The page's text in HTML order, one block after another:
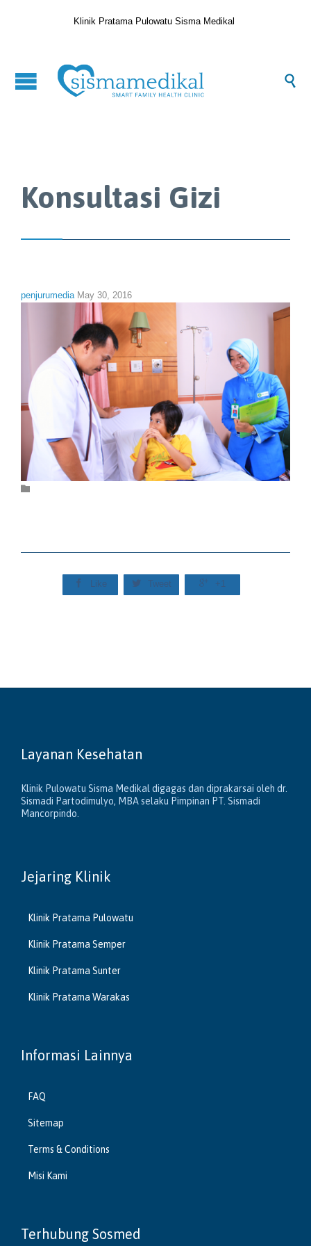
Klinik Pratama Pulowatu Sisma Medikal

Konsultasi Gizi
penjurumedia May 30, 2016
Category
 Like  Tweet  +1
Layanan Kesehatan
Klinik Pulowatu Sisma Medikal digagas dan diprakarsai oleh dr.
Sismadi Partodimulyo, MBA selaku Pimpinan PT. Sismadi
Mancorpindo.
Jejaring Klinik
Klinik Pratama Pulowatu
Klinik Pratama Semper
Klinik Pratama Sunter
Klinik Pratama Warakas
Informasi Lainnya
FAQ
Sitemap
Terms & Conditions
Misi Kami
Terhubung Sosmed